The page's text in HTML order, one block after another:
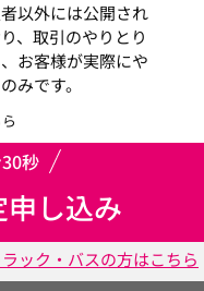
以外には公開され
、取引のやりとり
お客様が実際にや
みです。
秒
し込み
ック・バスの方はこちら